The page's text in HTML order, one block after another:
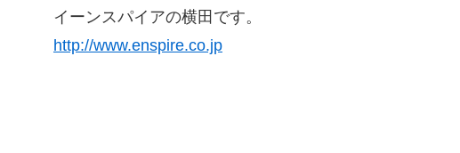
イーンスパイアの横田です。
http://www.enspire.co.jp